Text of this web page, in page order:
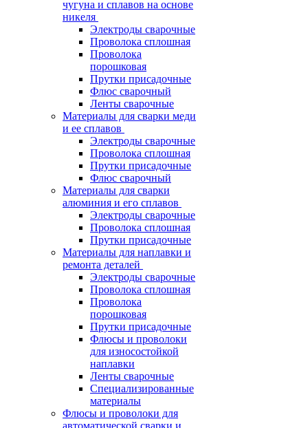
чугуна и сплавов на основе
никеля
Электроды сварочные
Проволока сплошная
Проволока
порошковая
Прутки присадочные
Флюс сварочный
Ленты сварочные
Материалы для сварки меди
и ее сплавов
Электроды сварочные
Проволока сплошная
Прутки присадочные
Флюс сварочный
Материалы для сварки
алюминия и его сплавов
Электроды сварочные
Проволока сплошная
Прутки присадочные
Материалы для наплавки и
ремонта деталей
Электроды сварочные
Проволока сплошная
Проволока
порошковая
Прутки присадочные
Флюсы и проволоки
для износостойкой
наплавки
Ленты сварочные
Специализированные
материалы
Флюсы и проволоки для
автоматической сварки и